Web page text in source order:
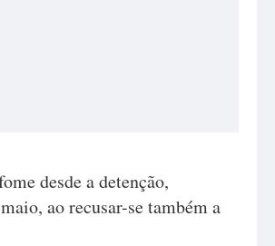
desde a detenção,
ao recusar-se também a